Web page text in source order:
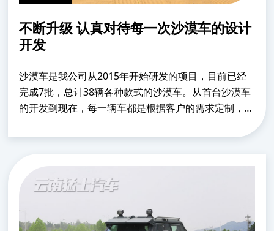
不断升级 认真对待每一次沙漠车的设计
开发
沙漠车是我公司从2015年开始研发的项目，目前已经
完成7批，总计38辆各种款式的沙漠车。从首台沙漠车
的开发到现在，每一辆车都是根据客户的需求定制，每
级。从图纸建模——材料比对——焊装拼接——酸洗电